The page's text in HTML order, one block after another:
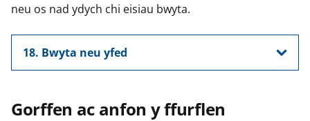
neu os nad ydych chi eisiau bwyta.
18. Bwyta neu yfed
Gorffen ac anfon y ffurflen